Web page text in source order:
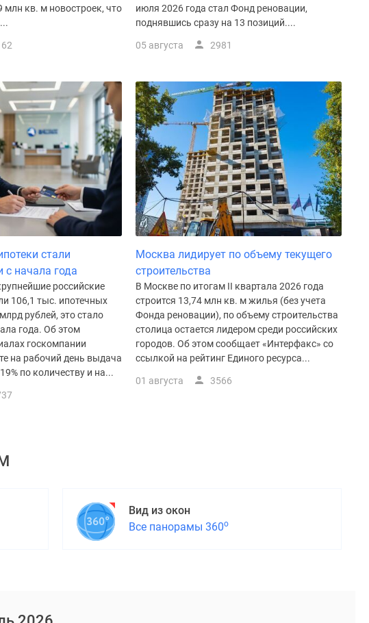
млн кв. м новостроек, что
июля 2026 года стал Фонд реновации,
поднявшись сразу на 13 позиций....
05 августа 2981
стали
начала года
российские
106,1 тыс. ипотечных
рублей, это стало
года. Об этом
госкомпании
на рабочий день выдача
по количеству и на...
Москва лидирует по объему текущего
строительства
В Москве по итогам II квартала 2026 года
строится 13,74 млн кв. м жилья (без учета
Фонда реновации), по объему строительства
столица остается лидером среди российских
городов. Об этом сообщает «Интерфакс» со
ссылкой на рейтинг Единого ресурса...
01 августа 3566
Вид из окон
Все панорамы 360о